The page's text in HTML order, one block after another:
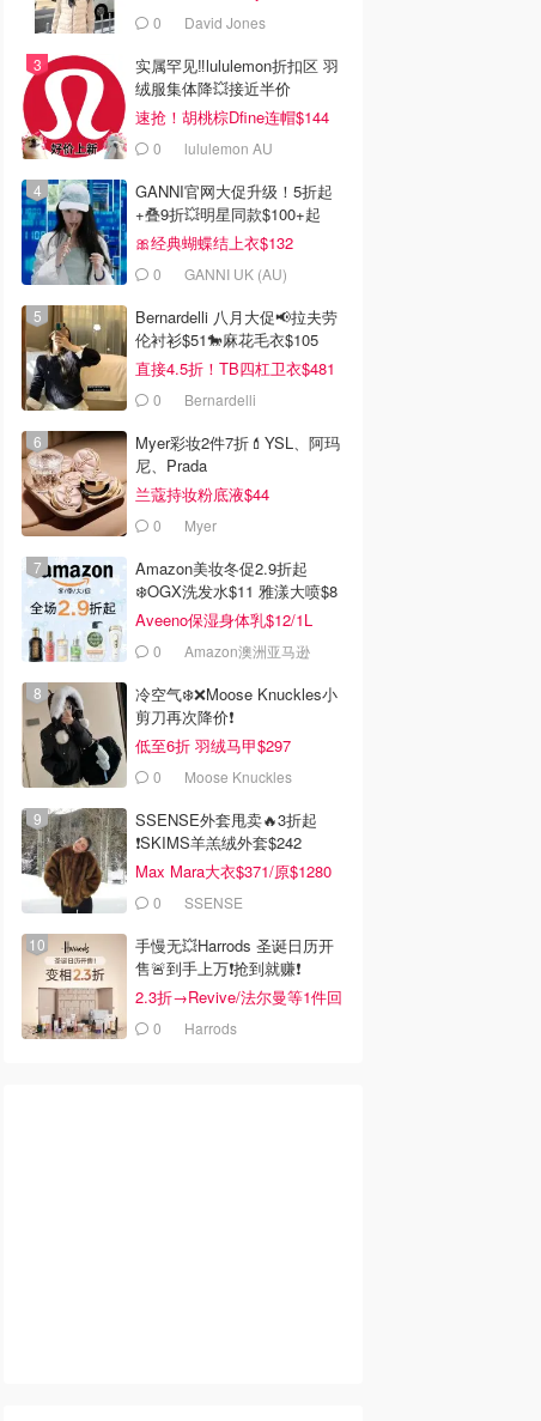
0 David Jones
实属罕见‼️lululemon折扣区 羽
绒服集体降💥接近半价
速抢！胡桃棕Dfine连帽$144
0 lululemon AU
GANNI官网大促升级！5折起
+叠9折💥明星同款$100+起
🎀经典蝴蝶结上衣$132
0 GANNI UK (AU)
Bernardelli 八月大促📢拉夫劳
伦衬衫$51🐎麻花毛衣$105
直接4.5折！TB四杠卫衣$481
0 Bernardelli
Myer彩妆2件7折💄YSL、阿玛
尼、Prada
兰蔻持妆粉底液$44
0 Myer
Amazon美妆冬促2.9折起
❄️OGX洗发水$11 雅漾大喷$8
Aveeno保湿身体乳$12/1L
0 Amazon澳洲亚马逊
冷空气❄️❌️Moose Knuckles小
剪刀再次降价❗️
低至6折 羽绒马甲$297
0 Moose Knuckles
SSENSE外套甩卖🔥3折起
❗SKIMS羊羔绒外套$242
Max Mara大衣$371/原$1280
0 SSENSE
手慢无💥Harrods 圣诞日历开
售🚨到手上万❗️抢到就赚❗️
2.3折→Revive/法尔曼等1件回
本！0 Harrods